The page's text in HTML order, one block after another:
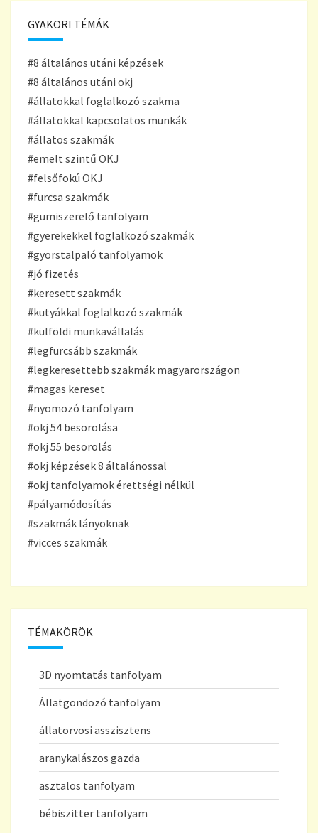
GYAKORI TÉMÁK
#8 általános utáni képzések
#8 általános utáni okj
#állatokkal foglalkozó szakma
#állatokkal kapcsolatos munkák
#állatos szakmák
#emelt szintű OKJ
#felsőfokú OKJ
#furcsa szakmák
#gumiszerelő tanfolyam
#gyerekekkel foglalkozó szakmák
#gyorstalpaló tanfolyamok
#jó fizetés
#keresett szakmák
#kutyákkal foglalkozó szakmák
#külföldi munkavállalás
#legfurcsább szakmák
#legkeresettebb szakmák magyarországon
#magas kereset
#nyomozó tanfolyam
#okj 54 besorolása
#okj 55 besorolás
#okj képzések 8 általánossal
#okj tanfolyamok érettségi nélkül
#pályamódosítás
#szakmák lányoknak
#vicces szakmák
TÉMAKÖRÖK
3D nyomtatás tanfolyam
Állatgondozó tanfolyam
állatorvosi asszisztens
aranykalászos gazda
asztalos tanfolyam
bébiszitter tanfolyam